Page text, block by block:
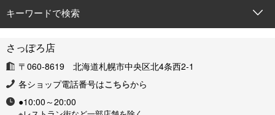
キーワードで検索
さっぽろ店
〒060-8619 北海道札幌市中央区北4条西2-1
各ショップ電話番号はこちらから
●10:00～20:00